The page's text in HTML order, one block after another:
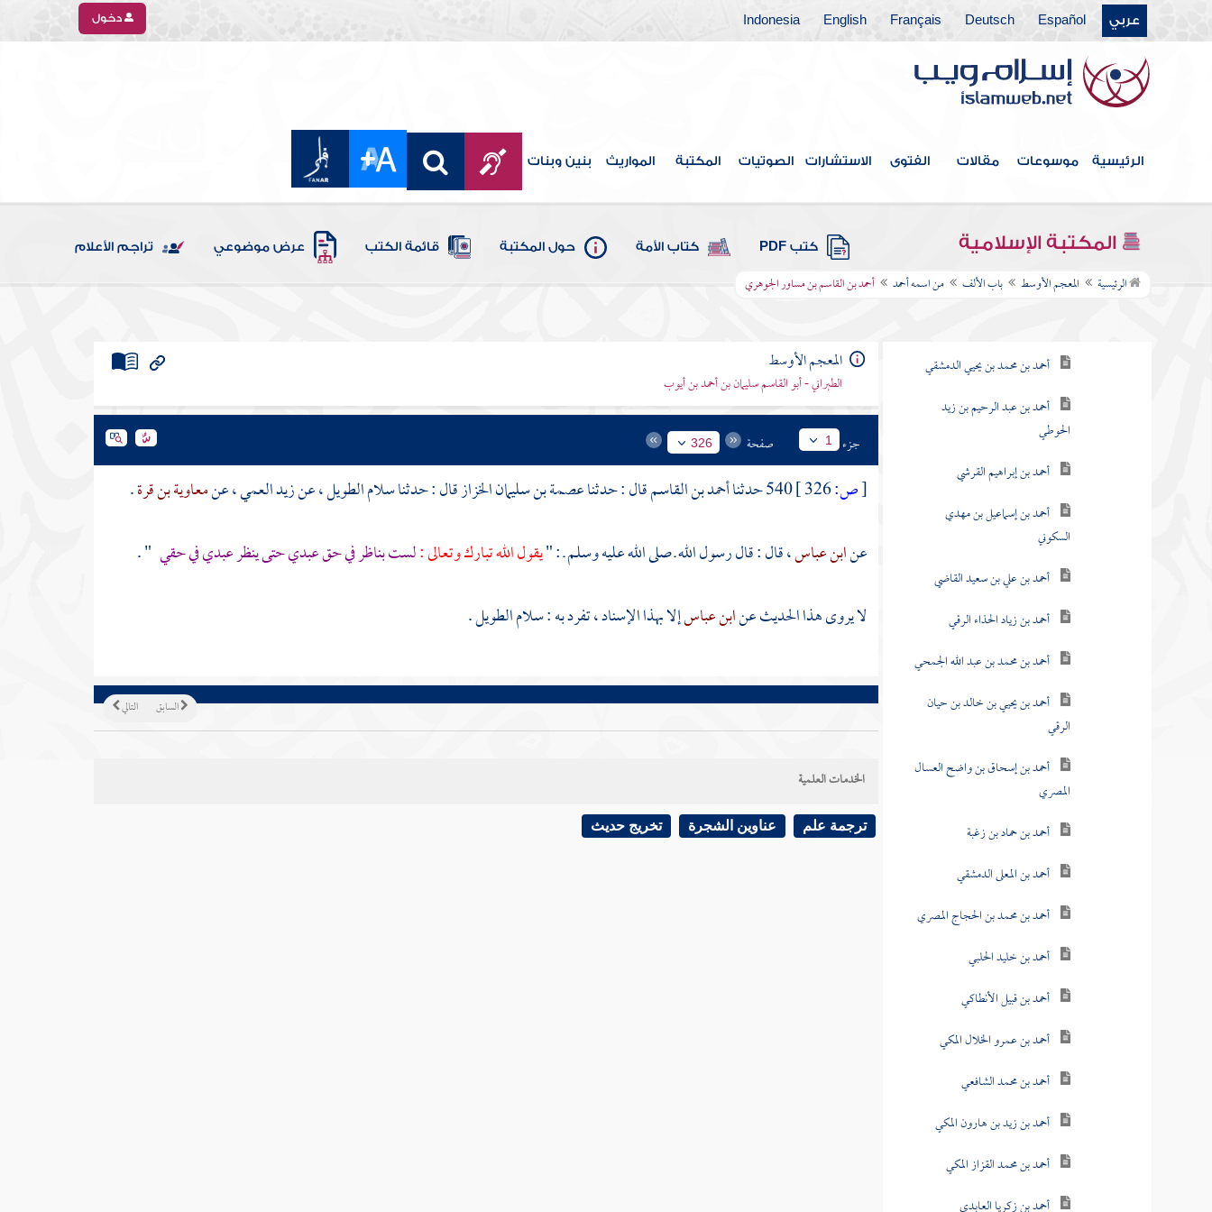
عربي Español
Deutsch
Français
English
Indonesia دخول
الرئيسية موسوعات مقالات الفتوى الاستشارات الصوتيات المكتبة المواريث بنين وبنات
المكتبة الإسلامية كتب PDF كتاب الأمة حول المكتبة قائمة الكتب عرض موضوعي تراجم الأعلام
الرئيسية المعجم الأوسط باب الألف من اسمه أحمد أحمد بن القاسم بن مساور الجوهري
باب الألف
من اسمه أحمد
أحمد بن محمد بن يحيي الدمشقي
أحمد بن عبد الرحيم بن زيد
الحوطي
أحمد بن إبراهيم القرشي
أحمد بن إسماعيل بن مهدي
السكوني
أحمد بن علي بن سعيد القاضي
أحمد بن زياد الحذاء الرقي
أحمد بن محمد بن عبد الله الجمحي
أحمد بن يحيي بن خالد بن حيان
الرقي
أحمد بن إسحاق بن واضح العسال
المصري
أحمد بن حماد بن زغبة
أحمد بن المعلى الدمشقي
أحمد بن محمد بن الحجاج المصري
أحمد بن خليد الحلبي
أحمد بن قبيل الأنطاكي
أحمد بن عمرو الخلال المكي
أحمد بن محمد الشافعي
أحمد بن زيد بن هارون المكي
أحمد بن محمد القزاز المكي
أحمد بن زكريا العابدي
المعجم الأوسط
الطبراني - أبو القاسم سليمان بن أحمد بن أيوب
جزء 1 صفحة 326
[ص: 540 حدثنا أحمد بن القاسمقال : حدثناعصمة بن سليمان الخزازقال : حدثناسلام الطويل، عنزيد العمي، عنمعاوية بن قرة.
عنابن عباس، قال : قال رسول الله ـ صلى الله عليه وسلم ـ : "يقول الله تبارك وتعالى :لست بناظر في حق عبدي حتى ينظر عبدي في حقي " .
لا يروى هذا الحديث عنابن عباسإلا بهذا الإسناد ، تفرد به :سلام الطويل.
التالي السابق
الخدمات العلمية
ترجمة علم عناوين الشجرة تخريج حديث